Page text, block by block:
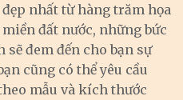
nhất từ hàng trăm họa
đất nước, những bức
sẽ đem đến cho bạn sự
cũng có thể yêu cầu
mẫu và kích thước